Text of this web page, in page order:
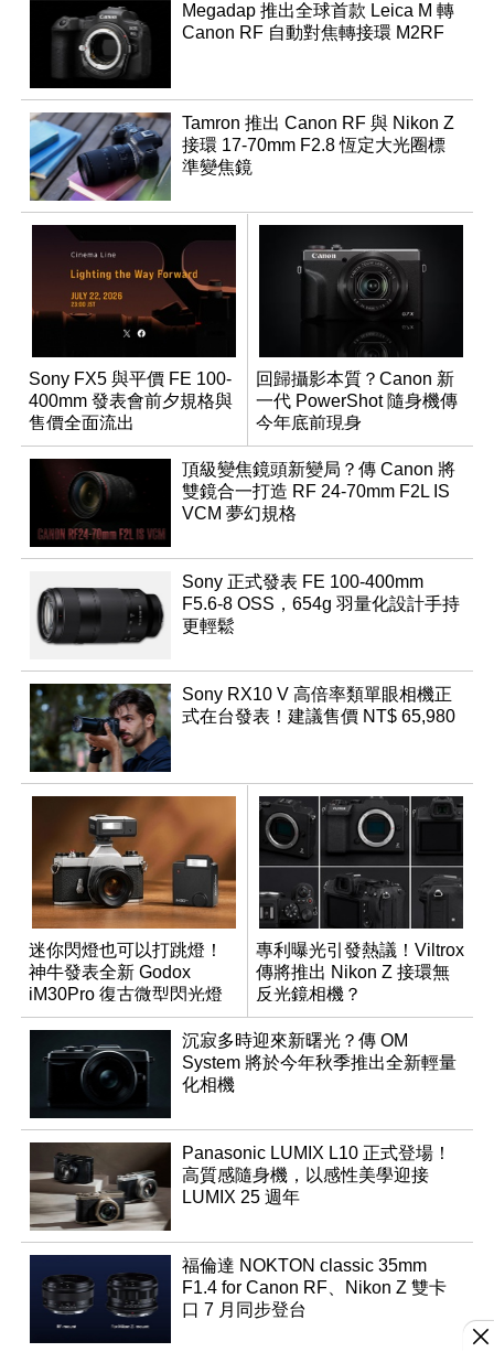
Megadap 推出全球首款 Leica M 轉
Canon RF 自動對焦轉接環 M2RF
Tamron 推出 Canon RF 與 Nikon Z
接環 17-70mm F2.8 恆定大光圈標
準變焦鏡
Sony FX5 與平價 FE 100-
400mm 發表會前夕規格與
售價全面流出
回歸攝影本質？Canon 新
一代 PowerShot 隨身機傳
今年底前現身
頂級變焦鏡頭新變局？傳 Canon 將
雙鏡合一打造 RF 24-70mm F2L IS
VCM 夢幻規格
Sony 正式發表 FE 100-400mm
F5.6-8 OSS，654g 羽量化設計手持
更輕鬆
Sony RX10 V 高倍率類單眼相機正
式在台發表！建議售價 NT$ 65,980
迷你閃燈也可以打跳燈！
神牛發表全新 Godox
iM30Pro 復古微型閃光燈
專利曝光引發熱議！Viltrox
傳將推出 Nikon Z 接環無
反光鏡相機？
沉寂多時迎來新曙光？傳 OM
System 將於今年秋季推出全新輕量
化相機
Panasonic LUMIX L10 正式登場！
高質感隨身機，以感性美學迎接
LUMIX 25 週年
福倫達 NOKTON classic 35mm
F1.4 for Canon RF、Nikon Z 雙卡
口 7 月同步登台